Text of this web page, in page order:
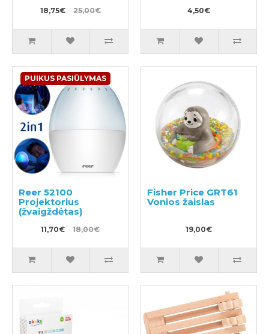
18,75€ 25,00€ 4,50€
PUIKUS PASIŪLYMAS
Reer 52100
Projektorius
(žvaigždėtas)
11,70€ 18,00€
Fisher Price GRT61
Vonios žaislas
19,00€